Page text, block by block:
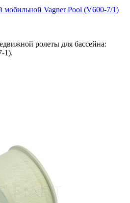
мобильной Vagner Pool (V600-7/1)
ролеты для бассейна:
1).